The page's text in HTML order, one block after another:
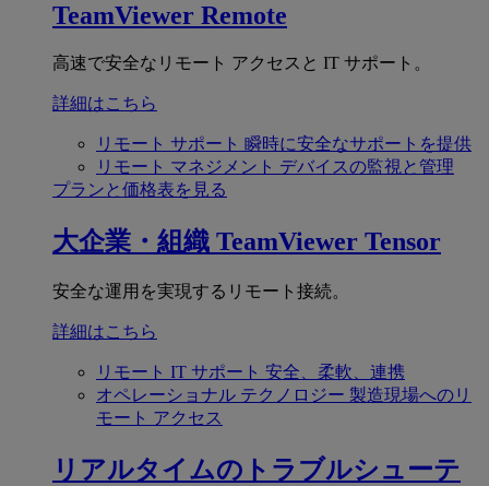
TeamViewer Remote
高速で安全なリモート アクセスと IT サポート。
詳細はこちら
リモート サポート 瞬時に安全なサポートを提供
リモート マネジメント デバイスの監視と管理
プランと価格表を見る
大企業・組織 TeamViewer Tensor
安全な運用を実現するリモート接続。
詳細はこちら
リモート IT サポート 安全、柔軟、連携
オペレーショナル テクノロジー 製造現場へのリ
モート アクセス
リアルタイムのトラブルシューテ